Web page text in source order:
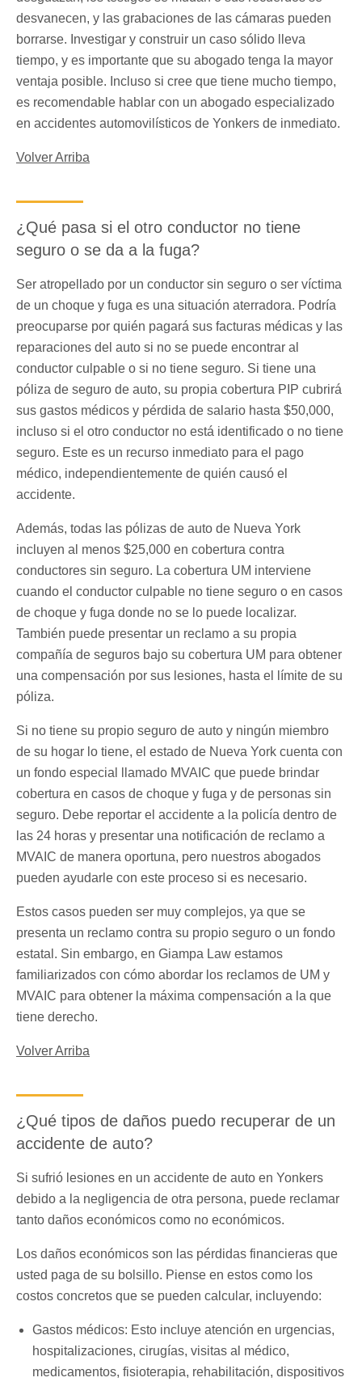
desvanecen, y las grabaciones de las cámaras pueden
borrarse. Investigar y construir un caso sólido lleva
tiempo, y es importante que su abogado tenga la mayor
ventaja posible. Incluso si cree que tiene mucho tiempo,
es recomendable hablar con un abogado especializado
en accidentes automovilísticos de Yonkers de inmediato.
Volver Arriba
¿Qué pasa si el otro conductor no tiene
seguro o se da a la fuga?
Ser atropellado por un conductor sin seguro o ser víctima
de un choque y fuga es una situación aterradora. Podría
preocuparse por quién pagará sus facturas médicas y las
reparaciones del auto si no se puede encontrar al
conductor culpable o si no tiene seguro. Si tiene una
póliza de seguro de auto, su propia cobertura PIP cubrirá
sus gastos médicos y pérdida de salario hasta $50,000,
incluso si el otro conductor no está identificado o no tiene
seguro. Este es un recurso inmediato para el pago
médico, independientemente de quién causó el
accidente.
Además, todas las pólizas de auto de Nueva York
incluyen al menos $25,000 en cobertura contra
conductores sin seguro. La cobertura UM interviene
cuando el conductor culpable no tiene seguro o en casos
de choque y fuga donde no se lo puede localizar.
También puede presentar un reclamo a su propia
compañía de seguros bajo su cobertura UM para obtener
una compensación por sus lesiones, hasta el límite de su
póliza.
Si no tiene su propio seguro de auto y ningún miembro
de su hogar lo tiene, el estado de Nueva York cuenta con
un fondo especial llamado MVAIC que puede brindar
cobertura en casos de choque y fuga y de personas sin
seguro. Debe reportar el accidente a la policía dentro de
las 24 horas y presentar una notificación de reclamo a
MVAIC de manera oportuna, pero nuestros abogados
pueden ayudarle con este proceso si es necesario.
Estos casos pueden ser muy complejos, ya que se
presenta un reclamo contra su propio seguro o un fondo
estatal. Sin embargo, en Giampa Law estamos
familiarizados con cómo abordar los reclamos de UM y
MVAIC para obtener la máxima compensación a la que
tiene derecho.
Volver Arriba
¿Qué tipos de daños puedo recuperar de un
accidente de auto?
Si sufrió lesiones en un accidente de auto en Yonkers
debido a la negligencia de otra persona, puede reclamar
tanto daños económicos como no económicos.
Los daños económicos son las pérdidas financieras que
usted paga de su bolsillo. Piense en estos como los
costos concretos que se pueden calcular, incluyendo:
Gastos médicos: Esto incluye atención en urgencias,
hospitalizaciones, cirugías, visitas al médico,
medicamentos, fisioterapia, rehabilitación, dispositivos